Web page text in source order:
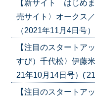
【新サイト はじめ
売サイト〉オークス
（2021年11月4日号
【注目のスタート
すび）千代松〉伊藤
21年10月14日号）
【注目のスタートア